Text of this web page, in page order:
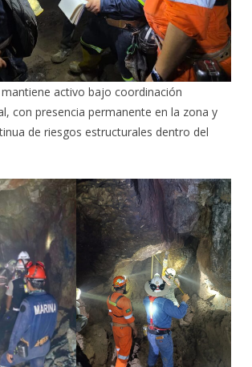
activo bajo coordinación
con presencia permanente en la zona y
de riesgos estructurales dentro del